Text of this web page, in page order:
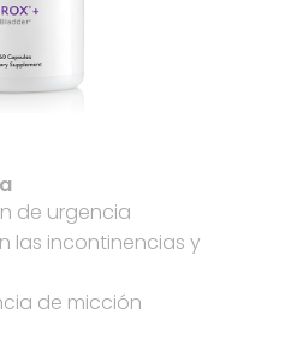
de urgencia
las incontinencias y
de micción